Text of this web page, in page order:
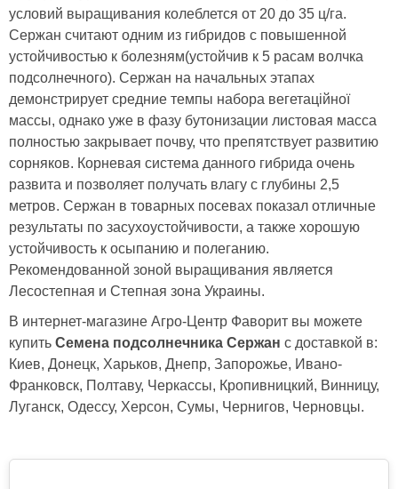
условий выращивания колеблется от 20 до 35 ц/га.
Сержан считают одним из гибридов с повышенной
устойчивостью к болезням(устойчив к 5 расам волчка
подсолнечного). Сержан на начальных этапах
демонстрирует средние темпы набора вегетаційної
массы, однако уже в фазу бутонизации листовая масса
полностью закрывает почву, что препятствует развитию
сорняков. Корневая система данного гибрида очень
развита и позволяет получать влагу с глубины 2,5
метров. Сержан в товарных посевах показал отличные
результаты по засухоустойчивости, а также хорошую
устойчивость к осыпанию и полеганию.
Рекомендованной зоной выращивания является
Лесостепная и Степная зона Украины.
В интернет-магазине Агро-Центр Фаворит вы можете
купить Семена подсолнечника Сержан с доставкой в:
Киев, Донецк, Харьков, Днепр, Запорожье, Ивано-
Франковск, Полтаву, Черкассы, Кропивницкий, Винницу,
Луганск, Одессу, Херсон, Сумы, Чернигов, Черновцы.